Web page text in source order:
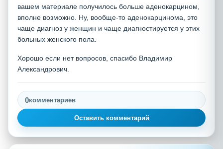
вашем материале получилось больше аденокарцином,
вполне возможно. Ну, вообще-то аденокарцинома, это
чаще диагноз у женщин и чаще диагностируется у этих
больных женского пола.
Хорошо если нет вопросов, спасибо Владимир
Александрович.
0комментариев
Оставить комментарий